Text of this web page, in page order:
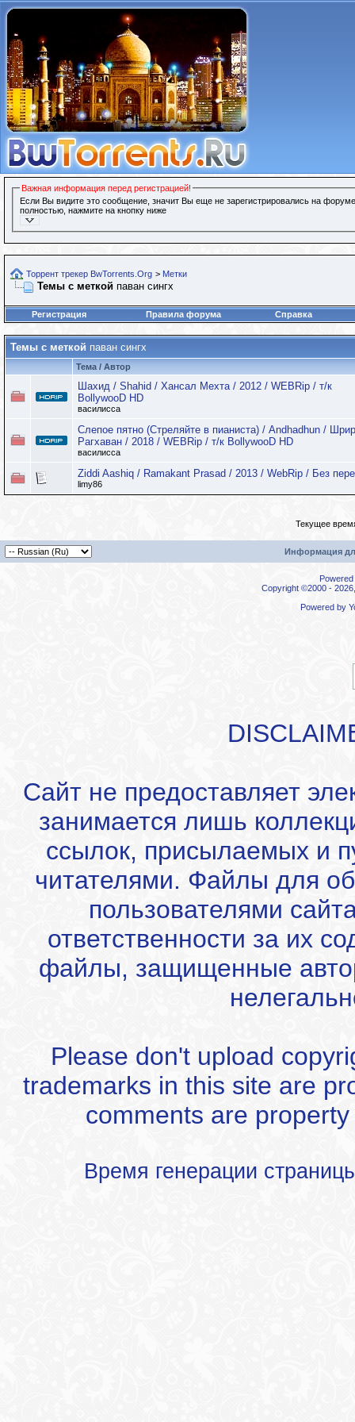
Важная информация перед регистрацией!
Если Вы видите это сообщение, значит Вы еще не зарегистрировались на
полностью, нажмите на кнопку ниже
Торрент трекер BwTorrents.Org > Метки
Темы с меткой паван сингх
Регистрация Правила форума Справка
Темы с меткой паван сингх
Тема / Автор
Шахид / Shahid / Хансал Мехта / 2012 / WEBRip / т/к
BollywooD HD
василисса
Слепое пятно (Стреляйте в пианиста) / Andhadhun /
Рагхаван / 2018 / WEBRip / т/к BollywooD HD
василисса
Ziddi Aashiq / Ramakant Prasad / 2013 / WebRip / Без
limy86
Текущее
Информация
Copyright ©2000 -
Powered by
Сайт не предоставляет
занимается лишь
ссылок, присылаемых и
читателями. Файлы для
пользователями
ответственности за их
файлы, защищенные
Please don't upload
trademarks in this site are
comments are
Время генерации